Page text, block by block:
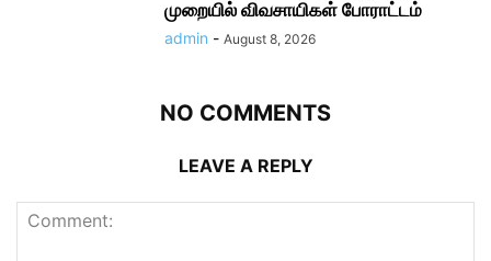
முறையில் விவசாயிகள் போராட்டம்
admin - August 8, 2026
NO COMMENTS
LEAVE A REPLY